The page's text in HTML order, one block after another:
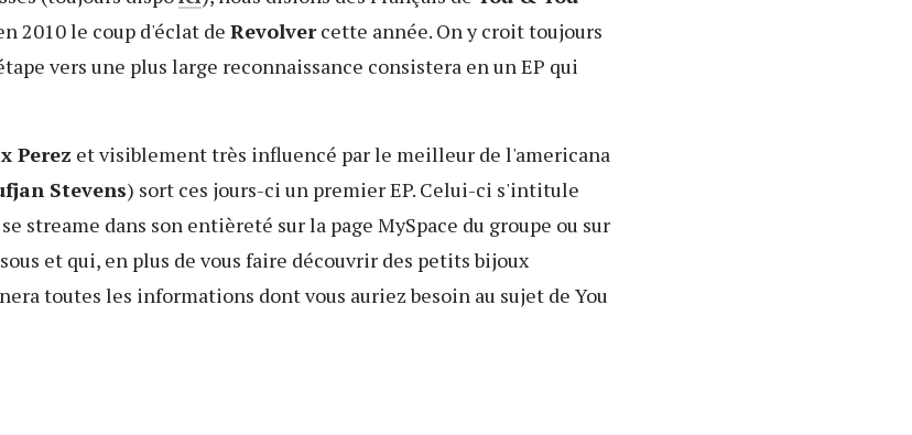
2010 le coup d'éclat de Revolvercette année. On y croit toujours
vers une plus large reconnaissance consistera en un EP qui
Perez et visiblement très influencé par le meilleur de l'americana
Stevens) sort ces jours-ci un premier EP. Celui-ci s'intitule
streame dans son entièreté sur la page MySpace du groupe ou sur
et qui, en plus de vous faire découvrir des petits bijoux
toutes les informations dont vous auriez besoin au sujet de You